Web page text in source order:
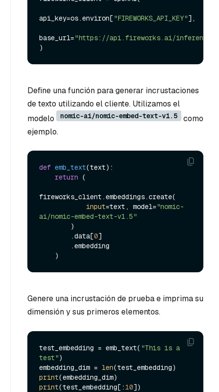
api_key=os.environ["FIREWORKS_API_KEY"],
base_url="https://api.fireworks.ai/inference/
Define una función para generar incrustaciones
de texto utilizando el cliente. Utilizamos el
modelo
nomic-ai/nomic-embed-text-v1.5
como
ejemplo.
def emb_text(text):
return (
fireworks_client.embeddings.create(
input=text, model="nomic-
ai/nomic-embed-text-v1.5"
        .data[
0]
Genere una incrustación de prueba e imprima su
dimensión y sus primeros elementos.
test_embedding = emb_text( "This is a
test")
embedding_dim = len
print
print(test_embedding[:10